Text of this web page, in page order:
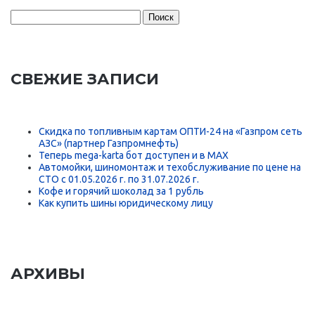
Найти:
СВЕЖИЕ ЗАПИСИ
Скидка по топливным картам ОПТИ-24 на «Газпром сеть
АЗС» (партнер Газпромнефть)
Теперь mega-karta бот доступен и в MAX
Автомойки, шиномонтаж и техобслуживание по цене на
СТО с 01.05.2026 г. по 31.07.2026 г.
Кофе и горячий шоколад за 1 рубль
Как купить шины юридическому лицу
АРХИВЫ